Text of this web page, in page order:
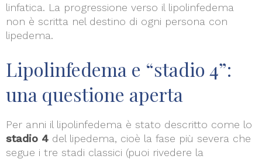
linfatica. La progressione verso il lipolinfedema
non è scritta nel destino di ogni persona con
lipedema.
Lipolinfedema e “stadio 4”:
una questione aperta
Per anni il lipolinfedema è stato descritto come lo
stadio 4 del lipedema, cioè la fase più severa che
segue i tre stadi classici (puoi rivedere la